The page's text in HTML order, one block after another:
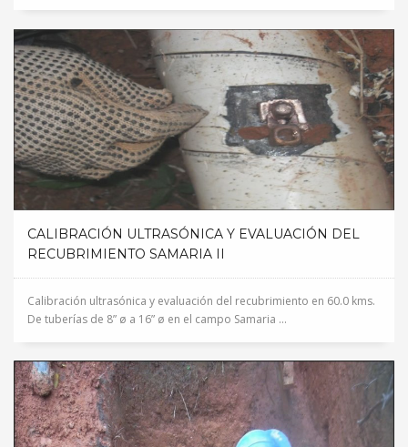
CALIBRACIÓN ULTRASÓNICA Y EVALUACIÓN DEL
RECUBRIMIENTO SAMARIA II
Calibración ultrasónica y evaluación del recubrimiento en 60.0 kms.
De tuberías de 8” ø a 16” ø en el campo Samaria ...